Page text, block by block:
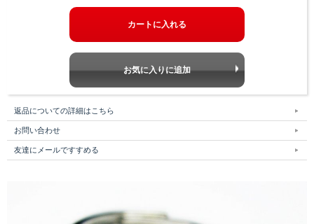
返品についての詳細はこちら
お問い合わせ
友達にメールですすめる